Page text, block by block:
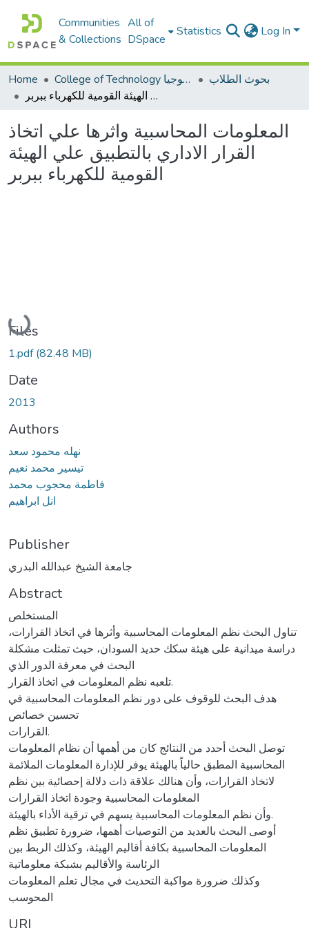
Communities
& Collections
All of
DSpace
Statistics Log In
Home College of Technology كلية التكنولوجيا
بحوث الطلاب
المعلومات المحاسبية واثرها علي اتخاذ القرار الاداري بالتطبيق علي الهيئة القومية للكهرباء ببربر
المعلومات المحاسبية واثرها علي اتخاذ
القرار الاداري بالتطبيق علي الهيئة
القومية للكهرباء ببربر
Loading...
Files
1.pdf(82.48 MB)
Date
2013
Authors
نهله محمود سعد
تيسير محمد نعيم
فاطمة محجوب محمد
انل ابراهيم
Publisher
جامعة الشيخ عبدالله البدري
Abstract
المستخلص
تناول البحث نظم المعلومات المحاسبية وأثرها في اتخاذ القرارات،
دراسة ميدانية على هيئة سكك حديد السودان، حيث تمثلت مشكلة
البحث في معرفة الدور الذي
تلعبه نظم المعلومات في اتخاذ القرار.
هدف البحث للوقوف على دور نظم المعلومات المحاسبية في
تحسين خصائص
القرارات.
توصل البحث أحدد من النتائج كان من أهمها أن نظام المعلومات
المحاسبية المطبق حالياً بالهيئة يوفر للإدارة المعلومات الملائمة
لاتخاذ القرارات، وأن هنالك علاقة ذات دلالة إحصائية بين نظم
المعلومات المحاسبية وجودة اتخاذ القرارات
وأن نظم المعلومات المحاسبية يسهم في ترقية الأداء بالهيئة.
أوصى البحث بالعديد من التوصيات أهمها، ضرورة تطبيق نظم
المعلومات المحاسبية بكافة أقاليم الهيئة، وكذلك الربط بين
الرئاسة والأقاليم بشبكة معلوماتية
وكذلك ضرورة مواكبة التحديث في مجال تعلم المعلومات
المحوسب
URI